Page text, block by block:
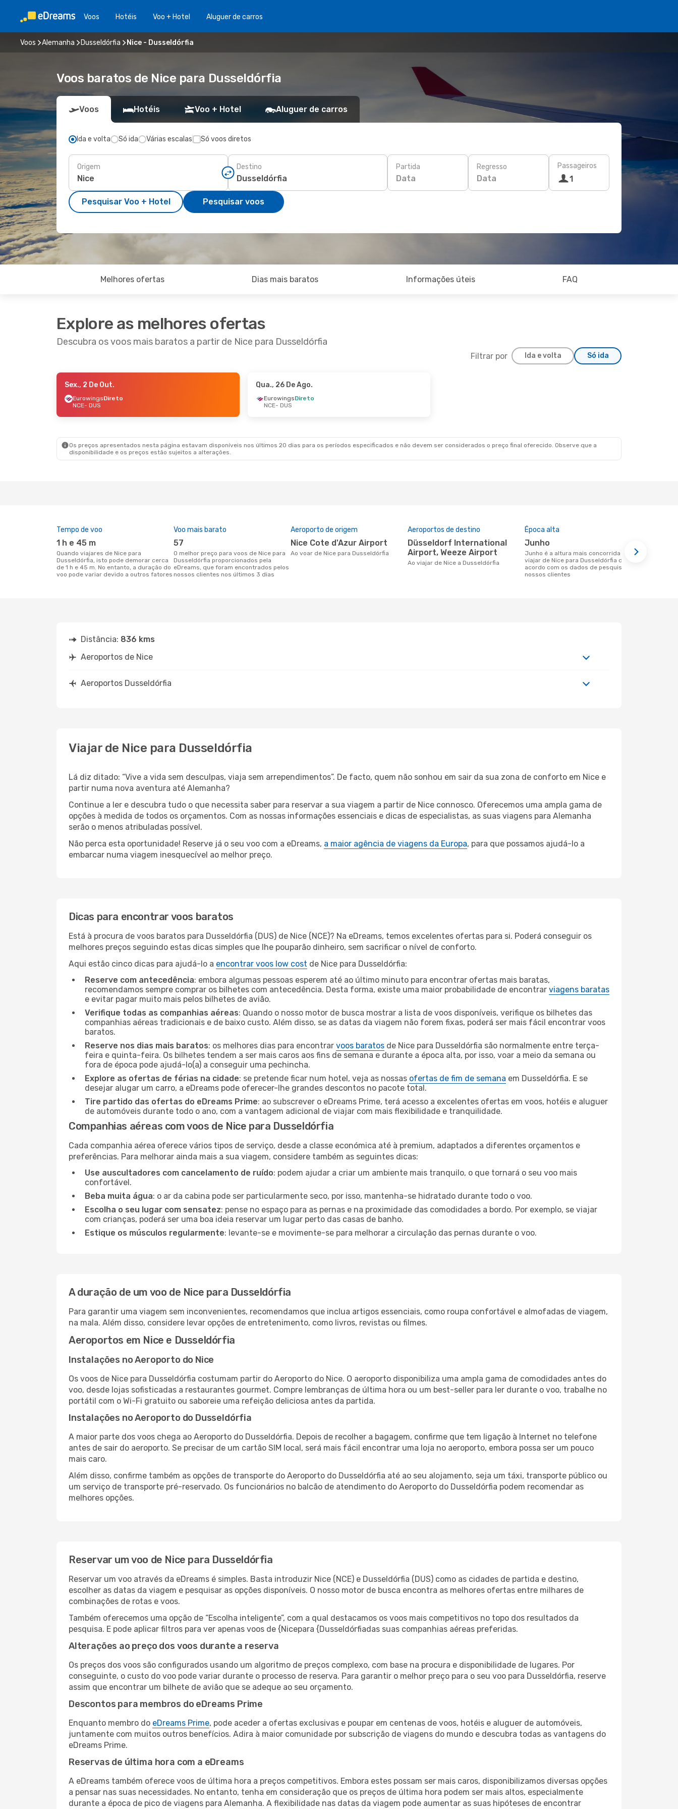
Voos Hotéis Voo + Hotel Aluguer de carros
Voos Alemanha Dusseldórfia Nice - Dusseldórfia
Voos baratos de Nice para Dusseldórfia
Voos Hotéis Voo + Hotel Aluguer de carros
Ida e volta Só ida Várias escalas Só voos diretos
Origem Destino Partida
Data
Regresso
Data
Passageiros
1
Pesquisar Voo + Hotel Pesquisar voos
Melhores ofertas Dias mais baratos Informações úteis FAQ
Explore as melhores ofertas
Descubra os voos mais baratos a partir de Nice para Dusseldórfia
Filtrar por Ida e volta Só ida
- Dom., 6 De Set.
Sex., 2 De Out.
EurowingsDireto
NCE- DUS
Qua., 26 De Ago.
EurowingsDireto
NCE- DUS
Os preços apresentados nesta página estavam disponíveis nos últimos 20 dias para os períodos especificados e não devem ser considerados o preço final oferecido. Observe que a
disponibilidade e os preços estão sujeitos a alterações.
Tempo de voo
1 h e 45 m
Quando viajares de Nice para
Dusseldórfia, isto pode demorar cerca
de 1 h e 45 m. No entanto, a duração do
voo pode variar devido a outros fatores
Voo mais barato
57
O melhor preço para voos de Nice para
Dusseldórfia proporcionados pela
eDreams, que foram encontrados pelos
nossos clientes nos últimos 3 dias
Aeroporto de origem
Nice Cote d'Azur Airport
Ao voar de Nice para Dusseldórfia
Aeroportos de destino
Düsseldorf International
Airport, Weeze Airport
Ao viajar de Nice a Dusseldórfia
Época alta
junho
junho é a altura mais concorrida para
viajar de Nice para Dusseldórfia de
acordo com os dados de pesquisa dos
nossos clientes
Distância: 836 kms
Aeroportos de Nice
Aeroportos Dusseldórfia
Viajar de Nice para Dusseldórfia
Lá diz ditado: “Vive a vida sem desculpas, viaja sem arrependimentos”. De facto, quem não sonhou em sair da sua zona de conforto em Nice e
partir numa nova aventura até Alemanha?
Continue a ler e descubra tudo o que necessita saber para reservar a sua viagem a partir de Nice connosco. Oferecemos uma ampla gama de
opções à medida de todos os orçamentos. Com as nossas informações essenciais e dicas de especialistas, as suas viagens para Alemanha
serão o menos atribuladas possível.
Não perca esta oportunidade! Reserve já o seu voo com a eDreams, a maior agência de viagens da Europa, para que possamos ajudá-lo a
embarcar numa viagem inesquecível ao melhor preço.
Dicas para encontrar voos baratos
Está à procura de voos baratos para Dusseldórfia (DUS) de Nice (NCE)? Na eDreams, temos excelentes ofertas para si. Poderá conseguir os
melhores preços seguindo estas dicas simples que lhe pouparão dinheiro, sem sacrificar o nível de conforto.
Aqui estão cinco dicas para ajudá-lo a encontrar voos low cost de Nice para Dusseldórfia:
Reserve com antecedência: embora algumas pessoas esperem até ao último minuto para encontrar ofertas mais baratas,
recomendamos sempre comprar os bilhetes com antecedência. Desta forma, existe uma maior probabilidade de encontrar viagens baratas
e evitar pagar muito mais pelos bilhetes de avião.
Verifique todas as companhias aéreas: Quando o nosso motor de busca mostrar a lista de voos disponíveis, verifique os bilhetes das
companhias aéreas tradicionais e de baixo custo. Além disso, se as datas da viagem não forem fixas, poderá ser mais fácil encontrar voos
baratos.
Reserve nos dias mais baratos: os melhores dias para encontrar voos baratos de Nice para Dusseldórfia são normalmente entre terça-
feira e quinta-feira. Os bilhetes tendem a ser mais caros aos fins de semana e durante a época alta, por isso, voar a meio da semana ou
fora de época pode ajudá-lo(a) a conseguir uma pechincha.
Explore as ofertas de férias na cidade: se pretende ficar num hotel, veja as nossas ofertas de fim de semana em Dusseldórfia. E se
desejar alugar um carro, a eDreams pode oferecer-lhe grandes descontos no pacote total.
Tire partido das ofertas do eDreams Prime: ao subscrever o eDreams Prime, terá acesso a excelentes ofertas em voos, hotéis e aluguer
de automóveis durante todo o ano, com a vantagem adicional de viajar com mais flexibilidade e tranquilidade.
Companhias aéreas com voos de Nice para Dusseldórfia
Cada companhia aérea oferece vários tipos de serviço, desde a classe económica até à premium, adaptados a diferentes orçamentos e
preferências. Para melhorar ainda mais a sua viagem, considere também as seguintes dicas:
Use auscultadores com cancelamento de ruído: podem ajudar a criar um ambiente mais tranquilo, o que tornará o seu voo mais
confortável.
Beba muita água: o ar da cabina pode ser particularmente seco, por isso, mantenha-se hidratado durante todo o voo.
Escolha o seu lugar com sensatez: pense no espaço para as pernas e na proximidade das comodidades a bordo. Por exemplo, se viajar
com crianças, poderá ser uma boa ideia reservar um lugar perto das casas de banho.
Estique os músculos regularmente: levante-se e movimente-se para melhorar a circulação das pernas durante o voo.
A duração de um voo de Nice para Dusseldórfia
Para garantir uma viagem sem inconvenientes, recomendamos que inclua artigos essenciais, como roupa confortável e almofadas de viagem,
na mala. Além disso, considere levar opções de entretenimento, como livros, revistas ou filmes.
Aeroportos em Nice e Dusseldórfia
Instalações no Aeroporto do Nice
Os voos de Nice para Dusseldórfia costumam partir do Aeroporto do Nice. O aeroporto disponibiliza uma ampla gama de comodidades antes do
voo, desde lojas sofisticadas a restaurantes gourmet. Compre lembranças de última hora ou um best-seller para ler durante o voo, trabalhe no
portátil com o Wi-Fi gratuito ou saboreie uma refeição deliciosa antes da partida.
Instalações no Aeroporto do Dusseldórfia
A maior parte dos voos chega ao Aeroporto do Dusseldórfia. Depois de recolher a bagagem, confirme que tem ligação à Internet no telefone
antes de sair do aeroporto. Se precisar de um cartão SIM local, será mais fácil encontrar uma loja no aeroporto, embora possa ser um pouco
mais caro.
Além disso, confirme também as opções de transporte do Aeroporto do Dusseldórfia até ao seu alojamento, seja um táxi, transporte público ou
um serviço de transporte pré-reservado. Os funcionários no balcão de atendimento do Aeroporto do Dusseldórfia podem recomendar as
melhores opções.
Reservar um voo de Nice para Dusseldórfia
Reservar um voo através da eDreams é simples. Basta introduzir Nice (NCE) e Dusseldórfia (DUS) como as cidades de partida e destino,
escolher as datas da viagem e pesquisar as opções disponíveis. O nosso motor de busca encontra as melhores ofertas entre milhares de
combinações de rotas e voos.
Também oferecemos uma opção de “Escolha inteligente”, com a qual destacamos os voos mais competitivos no topo dos resultados da
pesquisa. E pode aplicar filtros para ver apenas voos de {Nicepara {Dusseldórfiadas suas companhias aéreas preferidas.
Alterações ao preço dos voos durante a reserva
Os preços dos voos são configurados usando um algoritmo de preços complexo, com base na procura e disponibilidade de lugares. Por
conseguinte, o custo do voo pode variar durante o processo de reserva. Para garantir o melhor preço para o seu voo para Dusseldórfia, reserve
assim que encontrar um bilhete de avião que se adeque ao seu orçamento.
Descontos para membros do eDreams Prime
Enquanto membro do eDreams Prime, pode aceder a ofertas exclusivas e poupar em centenas de voos, hotéis e aluguer de automóveis,
juntamente com muitos outros benefícios. Adira à maior comunidade por subscrição de viagens do mundo e descubra todas as vantagens do
eDreams Prime.
Reservas de última hora com a eDreams
A eDreams também oferece voos de última hora a preços competitivos. Embora estes possam ser mais caros, disponibilizamos diversas opções
a pensar nas suas necessidades. No entanto, tenha em consideração que os preços de última hora podem ser mais altos, especialmente
durante a época de pico de viagens para Alemanha. A flexibilidade nas datas da viagem pode aumentar as suas hipóteses de encontrar